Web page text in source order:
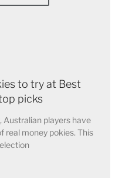
to try at Best
picks
Australian players have
real money pokies. This